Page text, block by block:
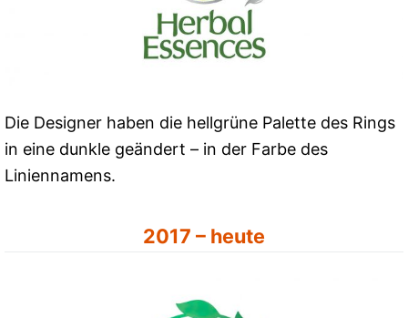
Die Designer haben die hellgrüne Palette des Rings
in eine dunkle geändert – in der Farbe des
Liniennamens.
2017 – heute